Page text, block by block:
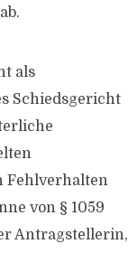
als
Schiedsgericht
Fehlverhalten
von § 1059
Antragstellerin,